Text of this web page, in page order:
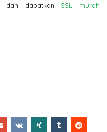
dan dapatkanSSL murah